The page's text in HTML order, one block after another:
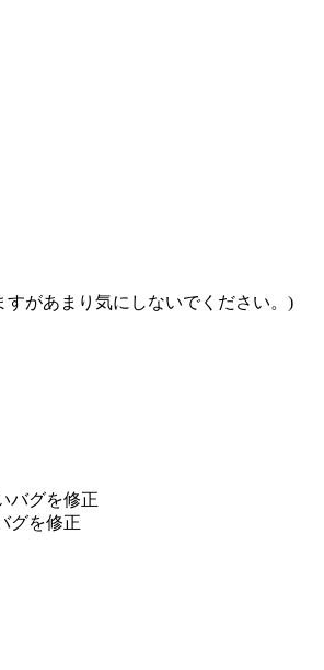
があまり気にしないでください。)
バグを修正
グを修正